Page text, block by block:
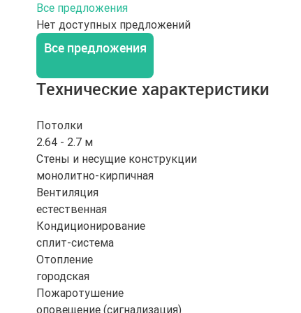
Все предложения
Нет доступных предложений
Все предложения
Технические характеристики
Потолки
2.64 - 2.7 м
Стены и несущие конструкции
монолитно-кирпичная
Вентиляция
естественная
Кондиционирование
сплит-система
Отопление
городская
Пожаротушение
оповещение (сигнализация)